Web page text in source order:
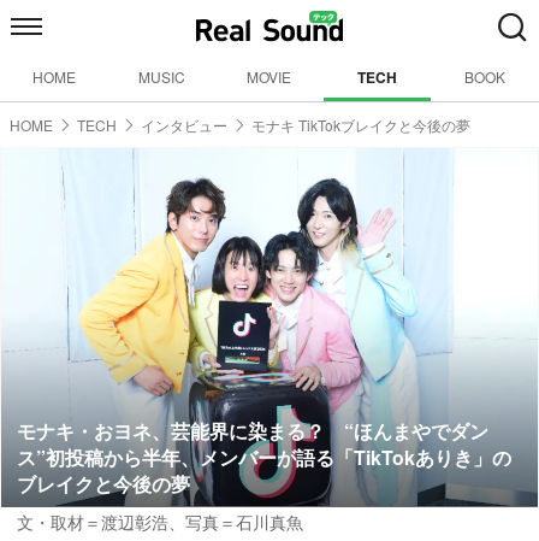
HOME MUSIC MOVIE TECH BOOK
HOME TECH インタビュー モナキ TikTokブレイクと今後の夢
モナキ・おヨネ、芸能界に染まる？ “ほんまやでダン
ス”初投稿から半年、メンバーが語る「TikTokありき」の
ブレイクと今後の夢
文・取材＝渡辺彰浩、 写真＝石川真魚